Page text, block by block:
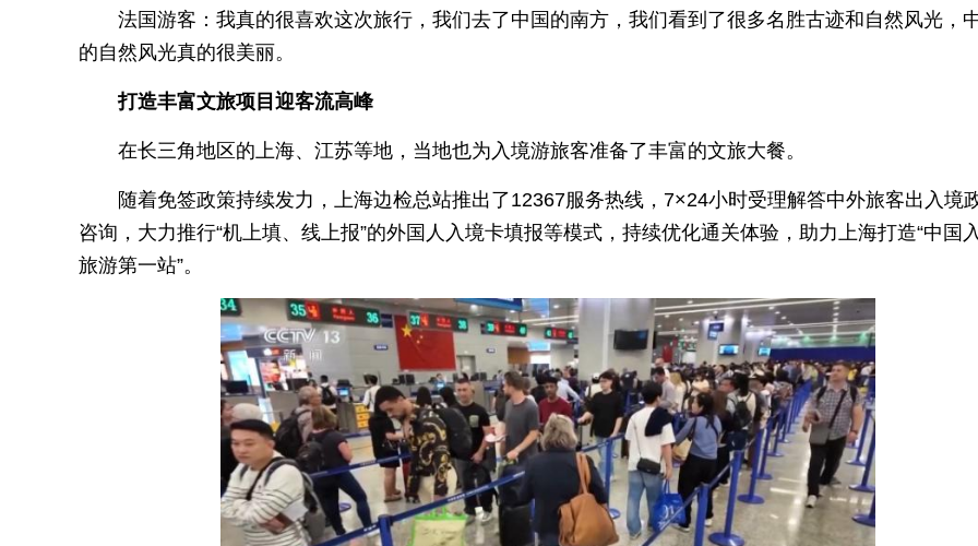
法国游客：我真的很喜欢这次旅行，我们去了中国的南方，我们看到了很多名胜古迹和自然风光，
的自然风光真的很美丽。
打造丰富文旅项目迎客流高峰
在长三角地区的上海、江苏等地，当地也为入境游旅客准备了丰富的文旅大餐。
随着免签政策持续发力，上海边检总站推出了12367服务热线，7×24小时受理解答中外旅客出入境
咨询，大力推行“机上填、线上报”的外国人入境卡填报等模式，持续优化通关体验，助力上海打造“中国
旅游第一站”。